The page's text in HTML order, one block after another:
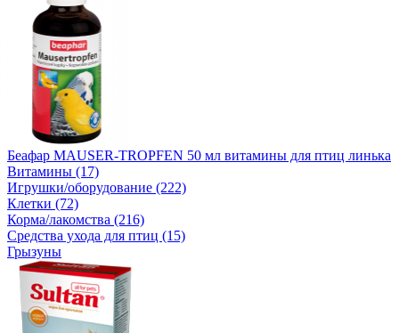
Беафар MAUSER-TROPFEN 50 мл витамины для птиц линька
Витамины (17)
Игрушки/оборудование (222)
Клетки (72)
Корма/лакомства (216)
Средства ухода для птиц (15)
Грызуны